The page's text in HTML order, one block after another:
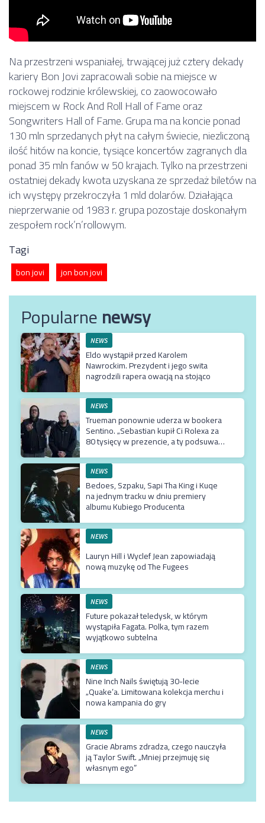
Na przestrzeni wspaniałej, trwającej już cztery dekady
kariery Bon Jovi zapracowali sobie na miejsce w
rockowej rodzinie królewskiej, co zaowocowało
miejscem w Rock And Roll Hall of Fame oraz
Songwriters Hall of Fame. Grupa ma na koncie ponad
130 mln sprzedanych płyt na całym świecie, niezliczoną
ilość hitów na koncie, tysiące koncertów zagranych dla
ponad 35 mln fanów w 50 krajach. Tylko na przestrzeni
ostatniej dekady kwota uzyskana ze sprzedaż biletów na
ich występy przekroczyła 1 mld dolarów. Działająca
nieprzerwanie od 1983 r. grupa pozostaje doskonałym
zespołem rock’n’rollowym.
Tagi
bon jovi jon bon jovi
Popularnenewsy
NEWS
Eldo wystąpił przed Karolem
Nawrockim. Prezydent i jego swita
nagrodzili rapera owacją na stojąco
NEWS
Trueman ponownie uderza w bookera
Sentino. „Sebastian kupił Ci Rolexa za
80 tysięcy w prezencie, a ty podsuwasz
NEWS
Bedoes, Szpaku, Sapi Tha King i Kuqe
na jednym tracku w dniu premiery
albumu Kubiego Producenta
NEWS
Lauryn Hill i Wyclef Jean zapowiadają
nową muzykę od The Fugees
NEWS
Future pokazał teledysk, w którym
wystąpiła Fagata. Polka, tym razem
wyjątkowo subtelna
NEWS
Nine Inch Nails świętują 30-lecie
„Quake’a. Limitowana kolekcja merchu i
nowa kampania do gry
NEWS
Gracie Abrams zdradza, czego nauczyła
ją Taylor Swift. „Mniej przejmuję się
własnym ego”